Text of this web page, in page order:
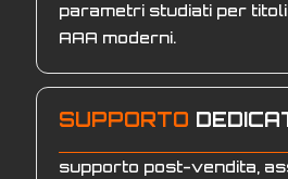
parametri studiati per
AAA moderni.
SUPPORTO
supporto post-vendita,